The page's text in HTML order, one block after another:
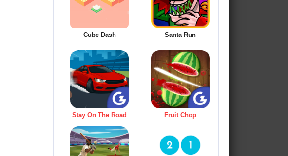
Cube Dash Santa Run
Stay On The Road Fruit Chop